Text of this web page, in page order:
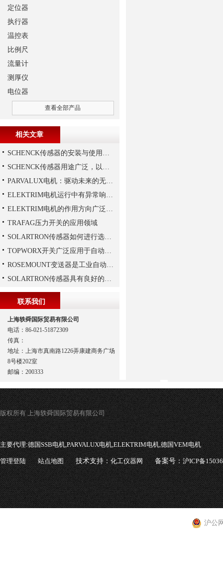
定位器
执行器
温控表
比例尺
流量计
测厚仪
电位器
查看全部产品
相关文章
SCHENCK传感器的安装与使用建议
SCHENCK传感器用途广泛，以下是一些常见的应用领域
PARVALUX电机：驱动未来的无限可能
ELEKTRIM电机运行中有异常响声是什么原因？
ELEKTRIM电机的作用方向广泛且多元化
TRAFAG压力开关的应用领域
SOLARTRON传感器如何进行选择？
TOPWORX开关广泛应用于自动化控制领域
ROSEMOUNT变送器是工业自动化领域中的重要组成部分
SOLARTRON传感器具有良好的稳定性和反应速度
联系我们
上海轶舜国际贸易有限公司
电话：86-021-51872309
传真：
地址：上海市真南路1226弄康建商务广场
8号楼202室
邮编：200333
版权所有 上海轶舜国际贸易有限公司
主要代理:德国SSB电机,PARVALUX电机,ELEKTRIM电机,德国VEM电机
管理登陆 站点地图 技术支持：化工仪器网 备案号：沪ICP备
沪公